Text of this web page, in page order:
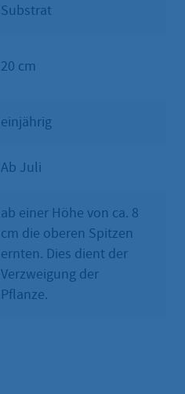
Substrat
20 cm
einjährig
Ab Juli
ab einer Höhe von ca. 8
cm die oberen Spitzen
ernten. Dies dient der
Verzweigung der
Pflanze.